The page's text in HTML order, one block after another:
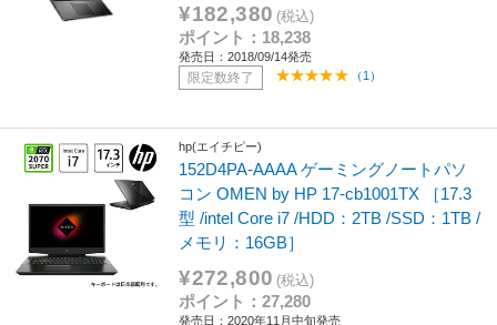
¥182,380 (税込)
ポイント：18,238
発売日：2018/09/14発売
限定数終了 （1）
hp(エイチピー)
152D4PA-AAAA ゲーミングノートパソ
コン OMEN by HP 17-cb1001TX ［17.3
型 /intel Core i7 /HDD：2TB /SSD：1TB /
メモリ：16GB］
¥272,800 (税込)
ポイント：27,280
発売日：2020年11月中旬発売